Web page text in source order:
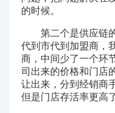
的时候。
第二个是供应链
代到市代到加盟商，
商，中间少了一个环
司出来的价格和门店
让出来，分到经销商
但是门店存活率更高